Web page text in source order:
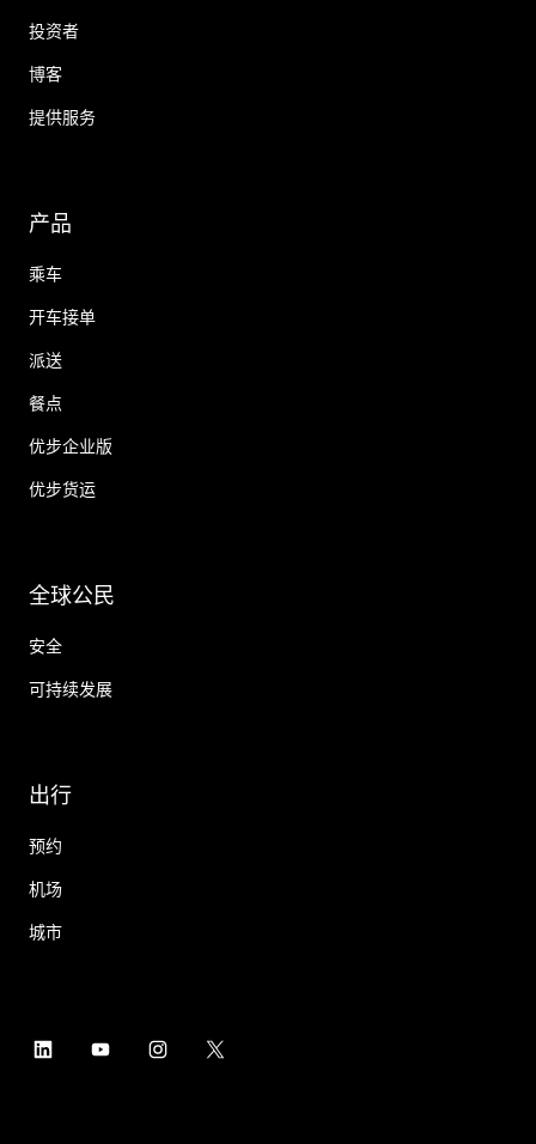
投资者
博客
提供服务
产品
乘车
开车接单
派送
餐点
优步企业版
优步货运
全球公民
安全
可持续发展
出行
预约
机场
城市